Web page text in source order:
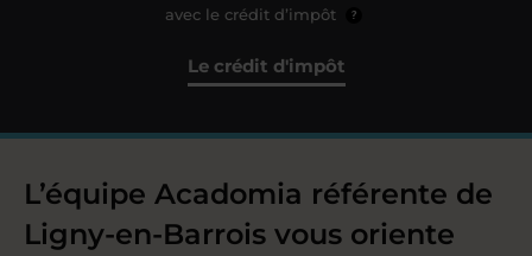
avec le crédit d’impôt ?
Le crédit d'impôt
L’équipe Acadomia référente de
Ligny-en-Barrois vous oriente